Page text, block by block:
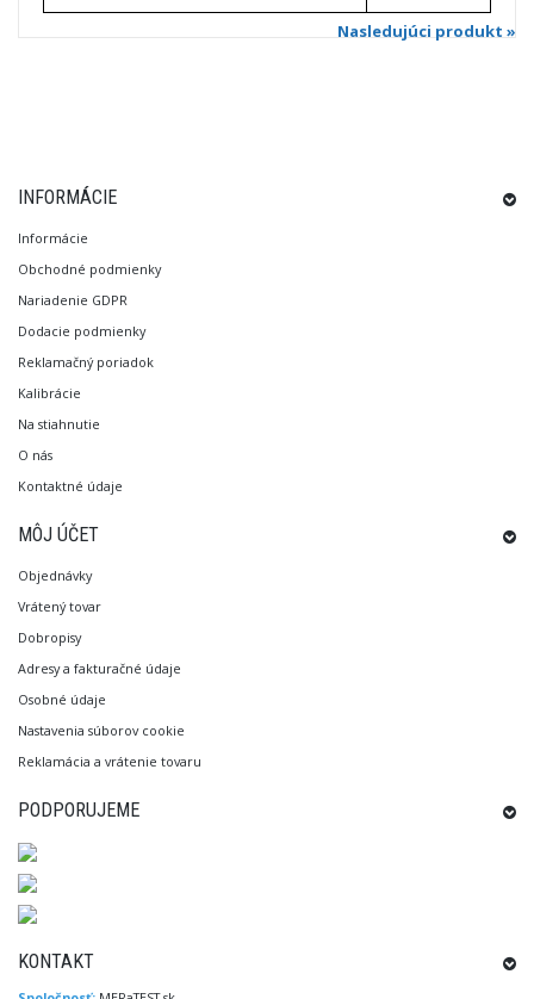
Nasledujúci produkt »
INFORMÁCIE
Informácie
Obchodné podmienky
Nariadenie GDPR
Dodacie podmienky
Reklamačný poriadok
Kalibrácie
Na stiahnutie
O nás
Kontaktné údaje
MÔJ ÚČET
Objednávky
Vrátený tovar
Dobropisy
Adresy a fakturačné údaje
Osobné údaje
Nastavenia súborov cookie
Reklamácia a vrátenie tovaru
PODPORUJEME
KONTAKT